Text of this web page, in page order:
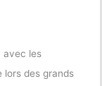
avec les
lors des grands